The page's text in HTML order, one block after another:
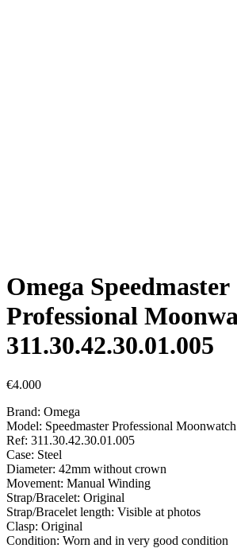
Omega Speedmaster
Professional
311.30.42.30.01.005
€4.000
Brand: Omega
Model: Speedmaster Professional Moonwatch
Ref: 311.30.42.30.01.005
Case: Steel
Diameter: 42mm without crown
Movement: Manual Winding
Strap/Bracelet: Original
Strap/Bracelet length: Visible at photos
Clasp: Original
Condition: Worn and in very good condition